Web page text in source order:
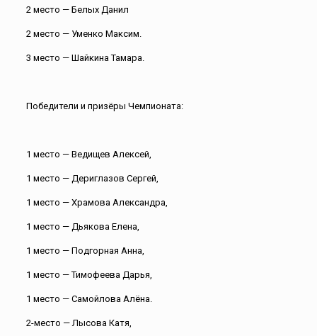
2 место — Белых Данил
2 место — Уменко Максим.
3 место — Шайкина Тамара.
Победители и призёры Чемпионата:
1 место — Ведищев Алексей,
1 место — Дериглазов Сергей,
1 место — Храмова Александра,
1 место — Дьякова Елена,
1 место — Подгорная Анна,
1 место — Тимофеева Дарья,
1 место — Самойлова Алёна.
2-место — Лысова Катя,